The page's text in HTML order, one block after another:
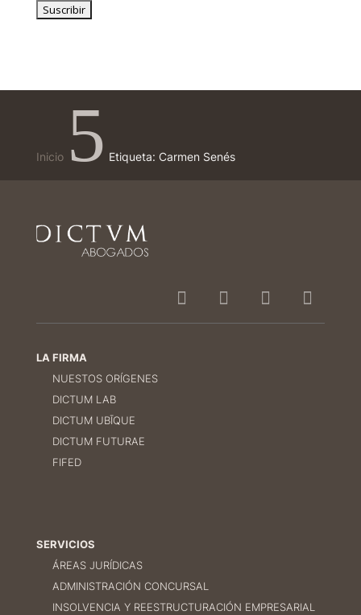
Inicio 5 Etiqueta: Carmen Senés
LA FIRMA
NUESTOS ORÍGENES
DICTUM LAB
DICTUM UBĪQUE
DICTUM FUTURAE
FIFED
SERVICIOS
ÁREAS JURÍDICAS
ADMINISTRACIÓN CONCURSAL
INSOLVENCIA Y REESTRUCTURACIÓN EMPRESARIAL